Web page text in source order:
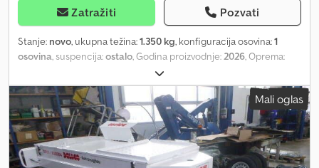
Zatražiti Pozvati
Stanje: novo, ukupna težina:1.350 kg, konfiguracija osovina:1
osovina , suspencija:ostalo , Godina proizvodnje: 2026 , Oprema:
, - Bagela KW 3000 vitlo za izvlačenje
kablova - 3800 x 1600 x 1300 mm - PRAVO VUČNO JARMOVO -
Vitlo za kabl montirano na jednoj osovini šasije - Homologacija za
brzinu do 100 km/h - Upravljanje preko ekrana osetljivog na dodir
(touchscreen) - Štampač - Čelično uže dužine 500 metara,
prečnik 10 mm - Brzina izvlačenja se može beskonačno podesiti -
Maksimalna brzina izvlačenja 60 metara u minutu - Maksimalna
Mali oglas